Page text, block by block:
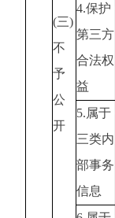
(三)
不
予
公
开
4.保护
第三方
合法权
益
5.属于
三类内
部事务
信息